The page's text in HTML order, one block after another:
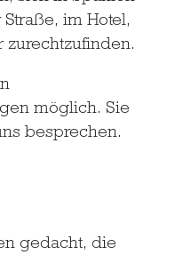
im Hotel,
zurechtzufinden.
möglich. Sie
besprechen.
gedacht, die